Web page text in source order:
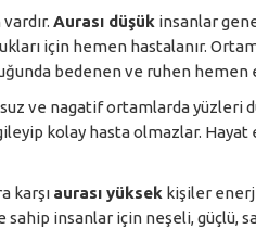
vardır.Aurası düşük insanlar
için hemen hastalanır.
bedenen ve ruhen hemen
ve nagatif ortamlarda yüzleri
kolay hasta olmazlar.
karşı aurası yüksek kişiler
insanlar için neşeli, güçlü,